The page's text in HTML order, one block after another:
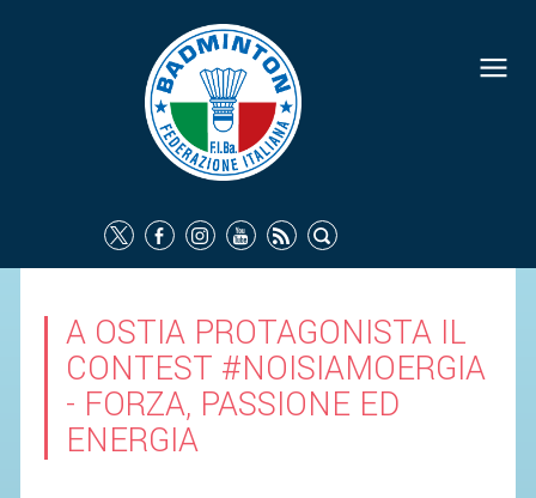
A OSTIA PROTAGONISTA IL
CONTEST #NOISIAMOERGIA
- FORZA, PASSIONE ED
ENERGIA